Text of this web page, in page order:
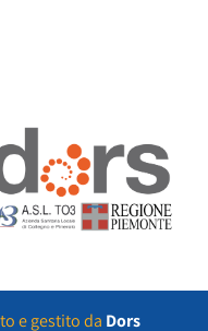
e gestito da Dors